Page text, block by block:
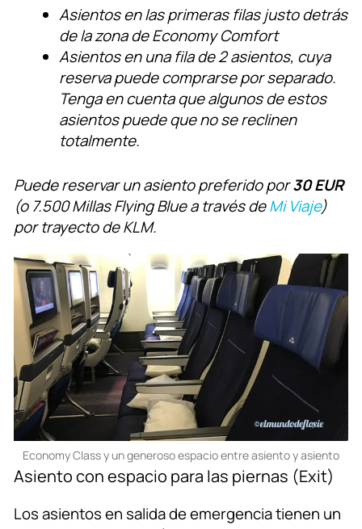
Asientos en las primeras filas justo detrás
de la zona de Economy Comfort
Asientos en una fila de 2 asientos, cuya
reserva puede comprarse por separado.
Tenga en cuenta que algunos de estos
asientos puede que no se reclinen
totalmente.
Puede reservar un asiento preferido por30 EUR
(o 7.500 Millas Flying Blue a través deMi Viaje)
por trayecto de KLM.
Economy Class y un generoso espacio entre asiento y asiento
Asiento con espacio para las piernas (Exit)
Los asientos en salida de emergencia tienen un